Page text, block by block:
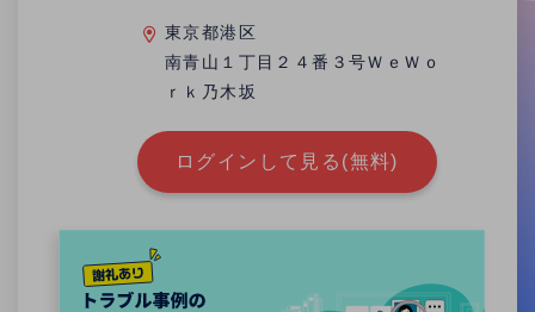
東京都港区
南青山１丁目２４番３号ＷｅＷｏ
ｒｋ乃木坂
ログインして見る(無料)